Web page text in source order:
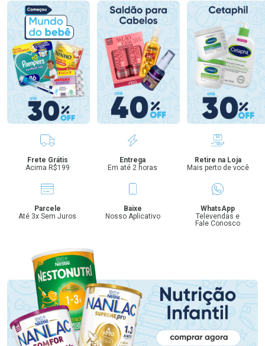
Benefícios
Frete Grátis
Acima R$199
Entrega
Em até 2 horas
Retire na Loja
Mais perto de você
Parcele
Até 3x Sem Juros
Baixe
Nosso Aplicativo
WhatsApp
Televendas e
Fale Conosco